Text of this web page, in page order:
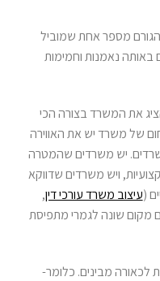
הגורם מספר אחת שמוביל
נאמנות וחמימות
את המשרד בצורה הכי
של משרד יש את האווירה
יש משרדים שהמטרה
ויש משרדים שדווקא
(עיצוב משרד עורכי דין,
מקום שונה לגמרי מתפיסת
לכאורה מבינים. כלומר-